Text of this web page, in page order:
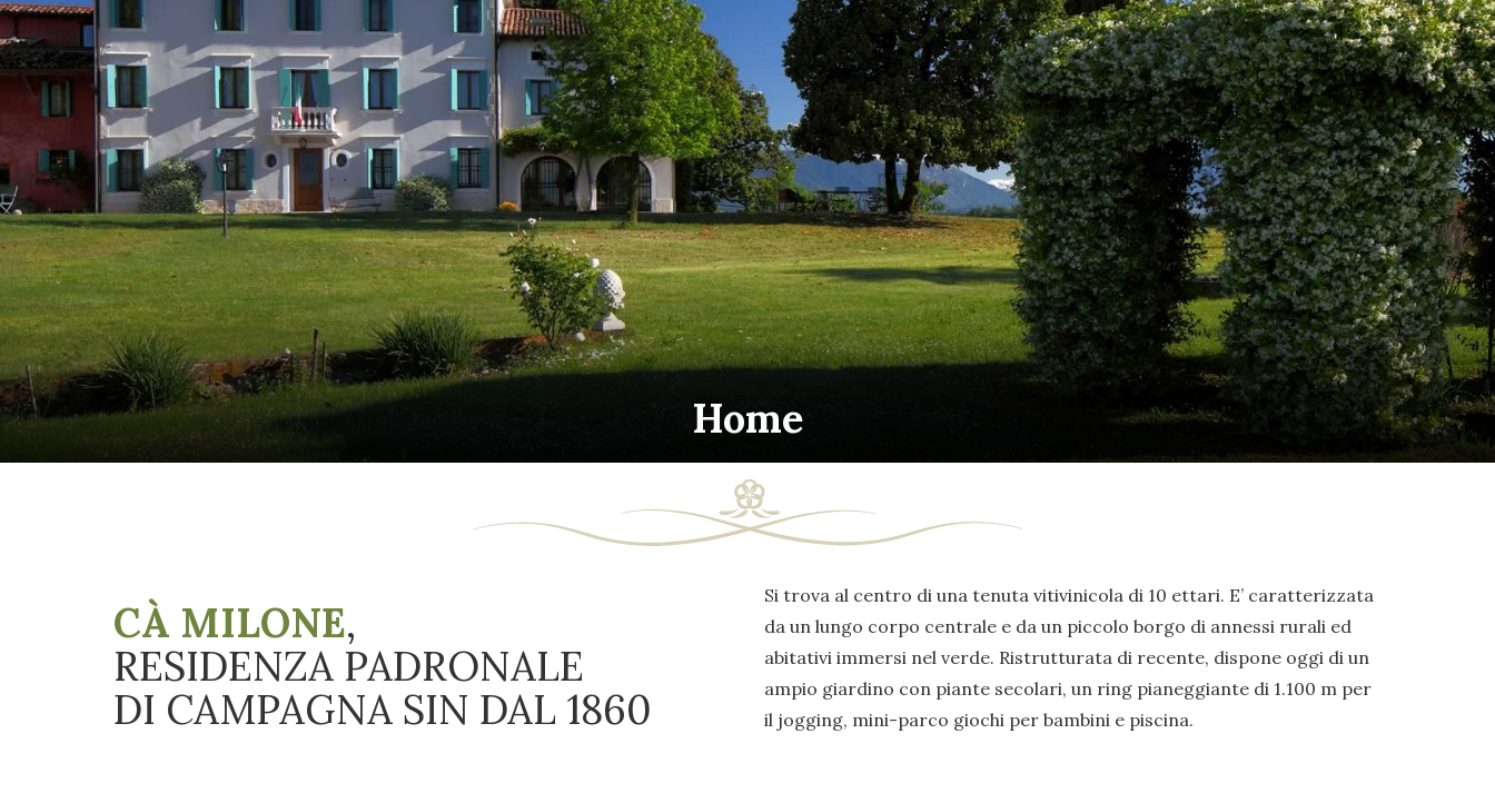
Home
CÀ MILONE,
RESIDENZA PADRONALE
DI CAMPAGNA SIN DAL 1860
Si trova al centro di una tenuta vitivinicola di 10 ettari. E’ caratterizzata
da un lungo corpo centrale e da un piccolo borgo di annessi rurali ed
abitativi immersi nel verde. Ristrutturata di recente, dispone oggi di un
ampio giardino con piante secolari, un ring pianeggiante di 1.100 m per
il jogging, mini-parco giochi per bambini e piscina.